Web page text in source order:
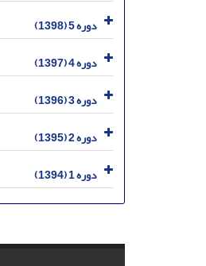
دوره 5 (1398)
دوره 4 (1397)
دوره 3 (1396)
دوره 2 (1395)
دوره 1 (1394)